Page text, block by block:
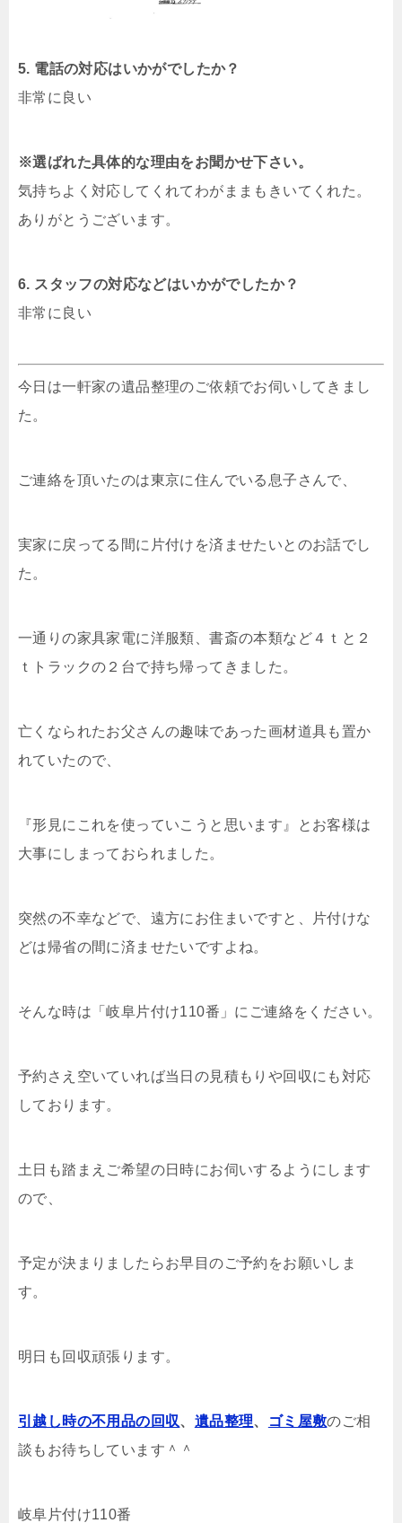
5. 電話の対応はいかがでしたか？
非常に良い
※選ばれた具体的な理由をお聞かせ下さい。
気持ちよく対応してくれてわがままもきいてくれた。
ありがとうございます。
6. スタッフの対応などはいかがでしたか？
非常に良い
今日は一軒家の遺品整理のご依頼でお伺いしてきまし
た。
ご連絡を頂いたのは東京に住んでいる息子さんで、
実家に戻ってる間に片付けを済ませたいとのお話でし
た。
一通りの家具家電に洋服類、書斎の本類など４ｔと２
ｔトラックの２台で持ち帰ってきました。
亡くなられたお父さんの趣味であった画材道具も置か
れていたので、
『形見にこれを使っていこうと思います』とお客様は
大事にしまっておられました。
突然の不幸などで、遠方にお住まいですと、片付けな
どは帰省の間に済ませたいですよね。
そんな時は「岐阜片付け110番」にご連絡をください。
予約さえ空いていれば当日の見積もりや回収にも対応
しております。
土日も踏まえご希望の日時にお伺いするようにします
ので、
予定が決まりましたらお早目のご予約をお願いしま
す。
明日も回収頑張ります。
引越し時の不用品の回収、 遺品整理、 ゴミ屋敷のご相
談もお待ちしています＾＾
岐阜片付け110番